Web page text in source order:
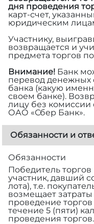
дня проведения
карт-счет,
юридическим
Участнику,
возвращается и
предмета торгов
Внимание! Банк
перевод денежных
банка (какую
своем банке).
лицу без комиссии
ОАО «Сбер Банк».
Обязанности и
Обязанности
Победитель
участник, давший
лота), т.е.
возмещает
проведение
течение 5 (пяти)
проведения торгов.